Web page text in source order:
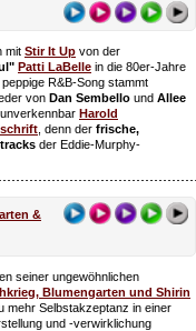
mit Stir It Up von der
Patti LaBelle in die 80er-Jahre
R&B-Song stammt
von Dan Sembello und Allee
unverkennbar Harold
, denn der frische,
der Eddie-Murphy-
&
seiner ungewöhnlichen
Blumengarten und Shirin
mehr Selbstakzeptanz in einer
und ‑verwirklichung